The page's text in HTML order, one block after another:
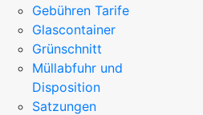
Gebühren Tarife
Glascontainer
Grünschnitt
Müllabfuhr und
Disposition
Satzungen